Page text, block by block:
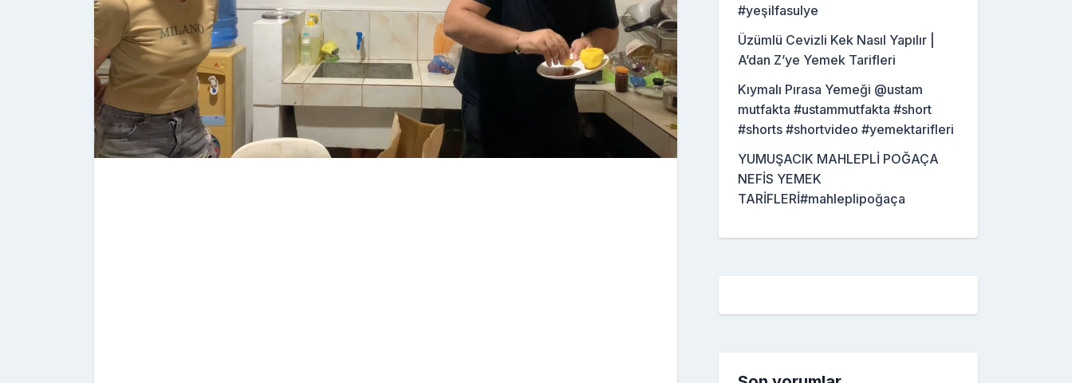
#yeşilfasulye
Üzümlü Cevizli Kek Nasıl Yapılır |
A’dan Z’ye Yemek Tarifleri
Kıymalı Pırasa Yemeği @ustam
mutfakta #ustammutfakta #short
#shorts #shortvideo #yemektarifleri
YUMUŞACIK MAHLEPLİ POĞAÇA
NEFİS YEMEK
TARİFLERİ#mahleplipoğaça